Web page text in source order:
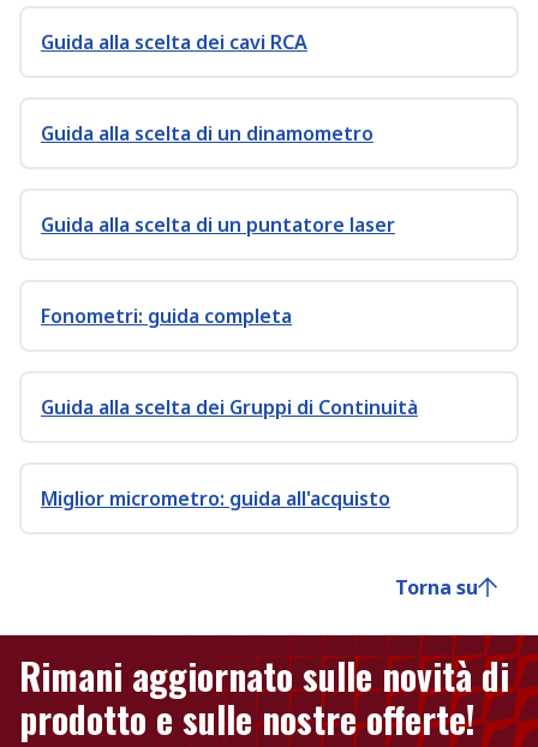
Guida alla scelta dei cavi RCA
Guida alla scelta di un dinamometro
Guida alla scelta di un puntatore laser
Fonometri: guida completa
Guida alla scelta dei Gruppi di Continuità
Miglior micrometro: guida all'acquisto
Torna su
Rimani aggiornato sulle novità di
prodotto e sulle nostre offerte!